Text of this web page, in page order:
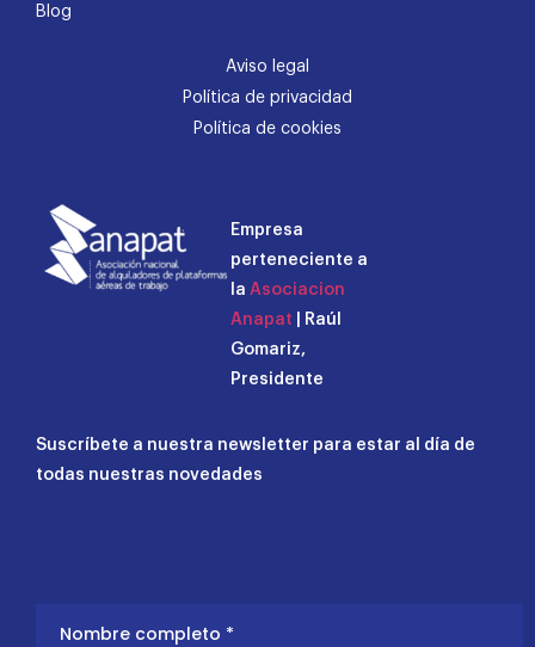
Blog
Aviso legal
Política de privacidad
Política de cookies
Empresa
perteneciente a
la Asociacion
Anapat | Raúl
Gomariz,
Presidente
Suscríbete a nuestra newsletter para estar al día de
todas nuestras novedades